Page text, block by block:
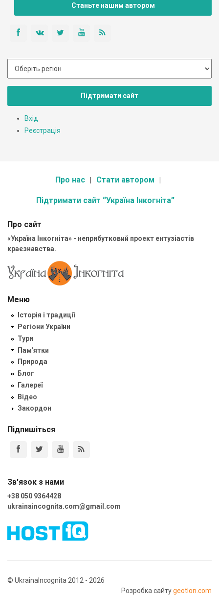
Станьте нашим автором
Підтримати сайт
Вхід
Реєстрація
Про нас Стати автором
Підтримати сайт “Україна Інкогніта”
Про сайт
«Україна Інкогніта» - неприбутковий проект ентузіастів
краєзнавства.
Меню
Історія і традиції
Регіони України
Тури
Пам'ятки
Природа
Блог
Галереї
Відео
Закордон
Підпишіться
Зв'язок з нами
+38 050 9364428
ukrainaincognita.com@gmail.com
© UkrainaIncognita 2012 - 2026
Розробка сайтуgeotlon.com